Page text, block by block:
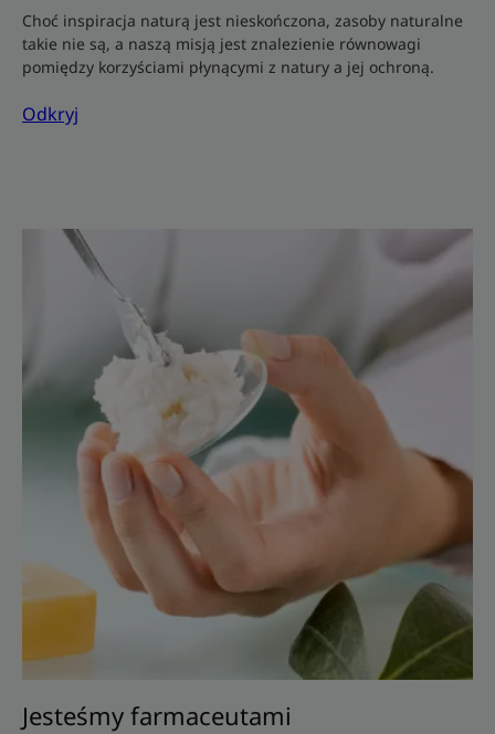
Choć inspiracja naturą jest nieskończona, zasoby naturalne
takie nie są, a naszą misją jest znalezienie równowagi
pomiędzy korzyściami płynącymi z natury a jej ochroną.
Odkryj
Odkryj
Jesteśmy
farmaceutami
Jesteśmy farmaceutami